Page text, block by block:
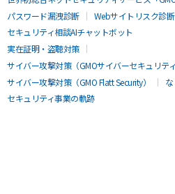
パスワード漏洩診断
Webサイトリスク診断
セキュリティ相談AIチャットボット
実在証明・盗聴対策
サイバー攻撃対策（GMOサイバーセキュリテ
サイバー攻撃対策（GMO Flatt Security）
セキュリティ事業の軌跡